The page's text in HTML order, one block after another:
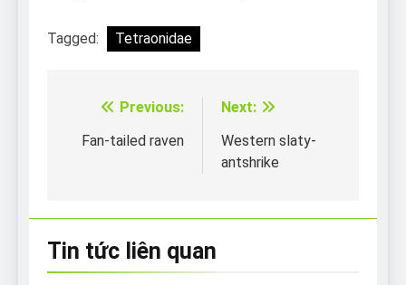
Tagged: Tetraonidae
Điều
hướng
Previous:
Fan-tailed raven
Next:
Western slaty-
antshrike
Tin tức liên quan